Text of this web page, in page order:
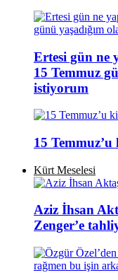
Ertesi gün ne
15 Temmuz
istiyorum
15
Kürt Meselesi
Aziz İhsan
Zenger’e